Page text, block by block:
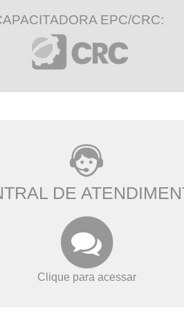
EPC/CRC:
DE
Clique para acessar